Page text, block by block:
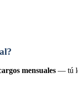
mensuales — tú